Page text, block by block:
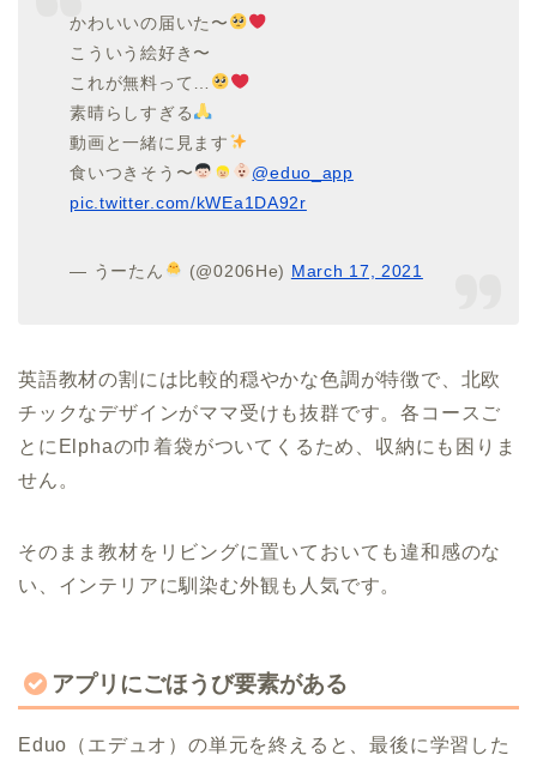
かわいいの届いた〜
こういう絵好き〜
これが無料って…
素晴らしすぎる
動画と一緒に見ます
食いつきそう〜
@eduo_app
pic.twitter.com/kWEa1DA92r
— うーたん (@0206He) March 17, 2021
英語教材の割には比較的穏やかな色調が特徴で、北欧
チックなデザインがママ受けも抜群です。各コースご
とにElphaの巾着袋がついてくるため、収納にも困りま
せん。
そのまま教材をリビングに置いておいても違和感のな
い、インテリアに馴染む外観も人気です。
アプリにごほうび要素がある
Eduo（エデュオ）の単元を終えると、最後に学習した